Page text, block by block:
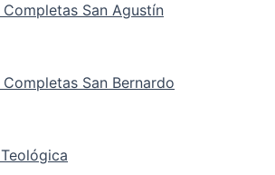
Completas San Agustín
Completas San Bernardo